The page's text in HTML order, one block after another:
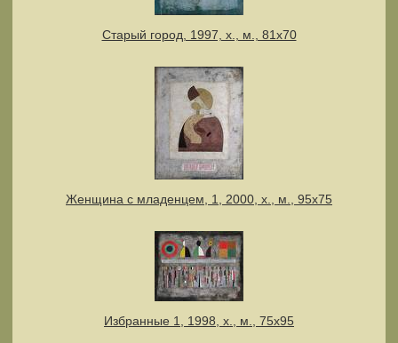
Старый город, 1997, х., м., 81х70
Женщина с младенцем, 1, 2000, х., м., 95х75
Избранные 1, 1998, х., м., 75х95